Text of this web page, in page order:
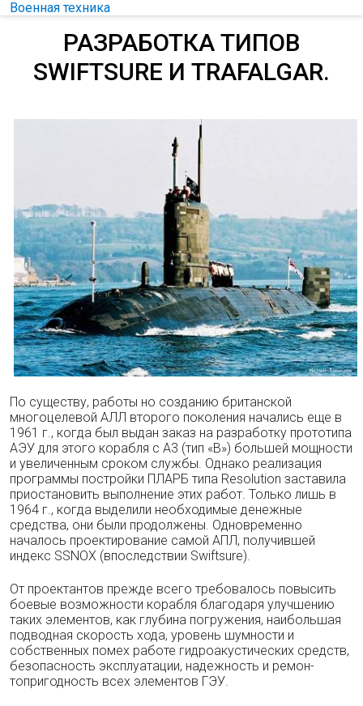
Военная техника
РАЗРАБОТКА ТИПОВ
SWIFTSURE И TRAFALGAR.
По существу, работы но созданию британ­ской
многоцелевой АЛЛ второго поколения на­чались еще в
1961 г., когда был выдан заказ на разработку прототипа
АЭУ для этого ко­рабля с A3 (тип «В») большей мощности
и уве­личенным сроком службы. Однако реализация
программы постройки ПЛАРБ типа Resolution заставила
приостановить выполнение этих работ. Только лишь в
1964 г., когда выделили необходимые денежные
средства, они были продолжены. Одновременно
началось проек­тирование самой AПЛ, получившей
индекс SSNOX (впоследствии Swiftsure).
От проектантов прежде всего требовалось повысить
боевые возможности корабля благо­даря улучшению
таких элементов, как глуби­на погружения, наибольшая
подводная ско­рость хода, уровень шумности и
собственных помех работе гидроакустических средств,
бе­зопасность эксплуатации, надежность и ремон­
топригодность всех элементов ГЭУ.